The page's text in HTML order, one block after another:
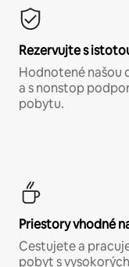
Rezervujte s
Hodnotené našou
a s nonstop
pobytu.
Priestory vhodné
Cestujete a
pobyt s